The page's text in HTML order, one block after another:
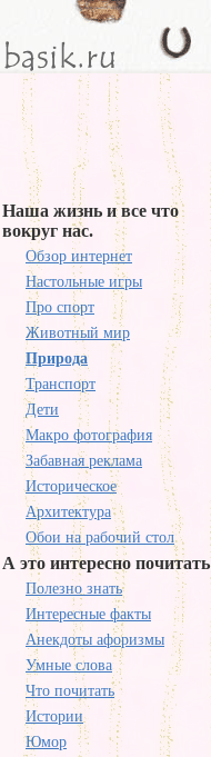
Наша жизнь и все что
вокруг нас.
Обзор интернет
Настольные игры
Про спорт
Животный мир
Природа
Транспорт
Дети
Макро фотография
Забавная реклама
Историческое
Архитектура
Обои на рабочий стол
А это интересно почитать
Полезно знать
Интересные факты
Анекдоты афоризмы
Умные слова
Что почитать
Истории
Юмор